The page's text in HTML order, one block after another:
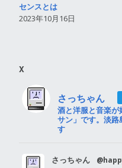
センスとは
2023年10月16日
X
さっちゃん
酒と洋服と音楽が
サン」です。淡路
す
さっちゃん